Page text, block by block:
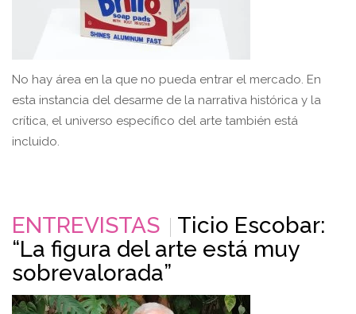
No hay área en la que no pueda entrar el mercado. En
esta instancia del desarme de la narrativa histórica y la
crítica, el universo específico del arte también está
incluido.
ENTREVISTAS
Ticio Escobar:
“La figura del arte está muy
sobrevalorada”